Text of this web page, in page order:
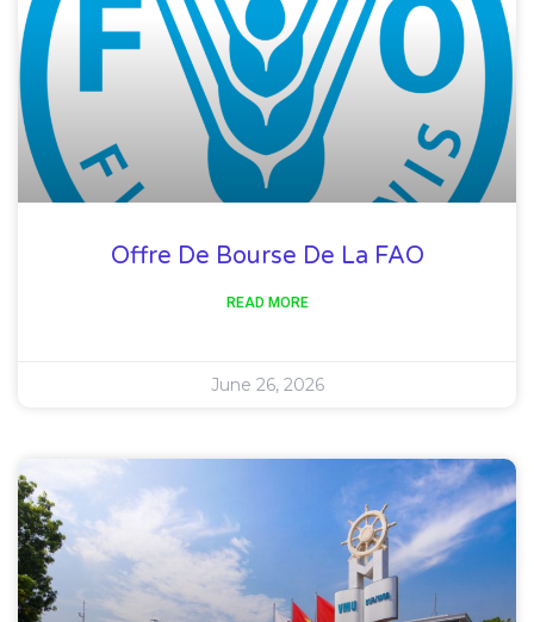
Offre De Bourse De La FAO
READ MORE
June 26, 2026